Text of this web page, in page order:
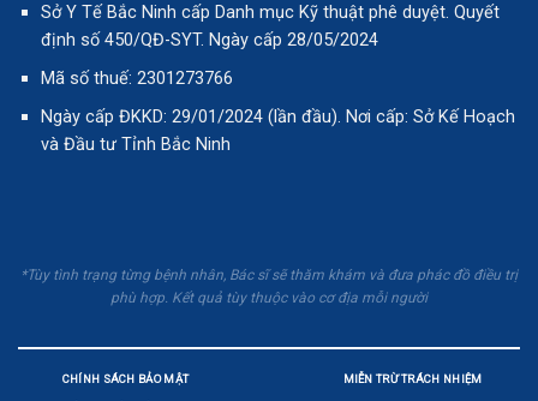
Sở Y Tế Bắc Ninh cấp Danh mục Kỹ thuật phê duyệt. Quyết
định số 450/QĐ-SYT. Ngày cấp 28/05/2024
Mã số thuế: 2301273766
Ngày cấp ĐKKD: 29/01/2024 (lần đầu). Nơi cấp: Sở Kế Hoạch
và Đầu tư Tỉnh Bắc Ninh
*Tùy tình trạng từng bệnh nhân, Bác sĩ sẽ thăm khám và đưa phác đồ điều trị
phù hợp. Kết quả tùy thuộc vào cơ địa mỗi người
CHÍNH SÁCH BẢO MẬT MIỄN TRỪ TRÁCH NHIỆM